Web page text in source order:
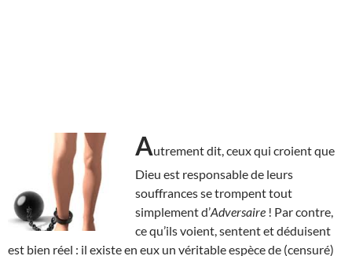
Autrement dit, ceux qui croient que
Dieu est responsable de leurs
souffrances se trompent tout
simplement d’Adversaire ! Par contre,
ce qu’ils voient, sentent et déduisent
est bien réel : il existe en eux un véritable espèce de (censuré)